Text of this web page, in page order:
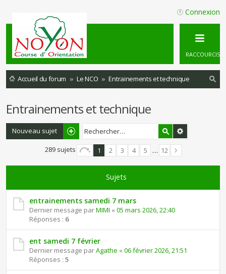
Connexion
RACCOURCIS
Accueil du forum Le NCO
Entrainements et technique
Entrainements et technique
Nouveau sujet
289 sujets 1 2 3 4 5 … 12
Sujets
entrainements samedi 7 mars
Dernier message parMIMI « 05 mars 2026, 22:40
Réponses : 6
ent samedi 7 février
Dernier message parAgathe « 06 février 2026, 21:51
Réponses : 5